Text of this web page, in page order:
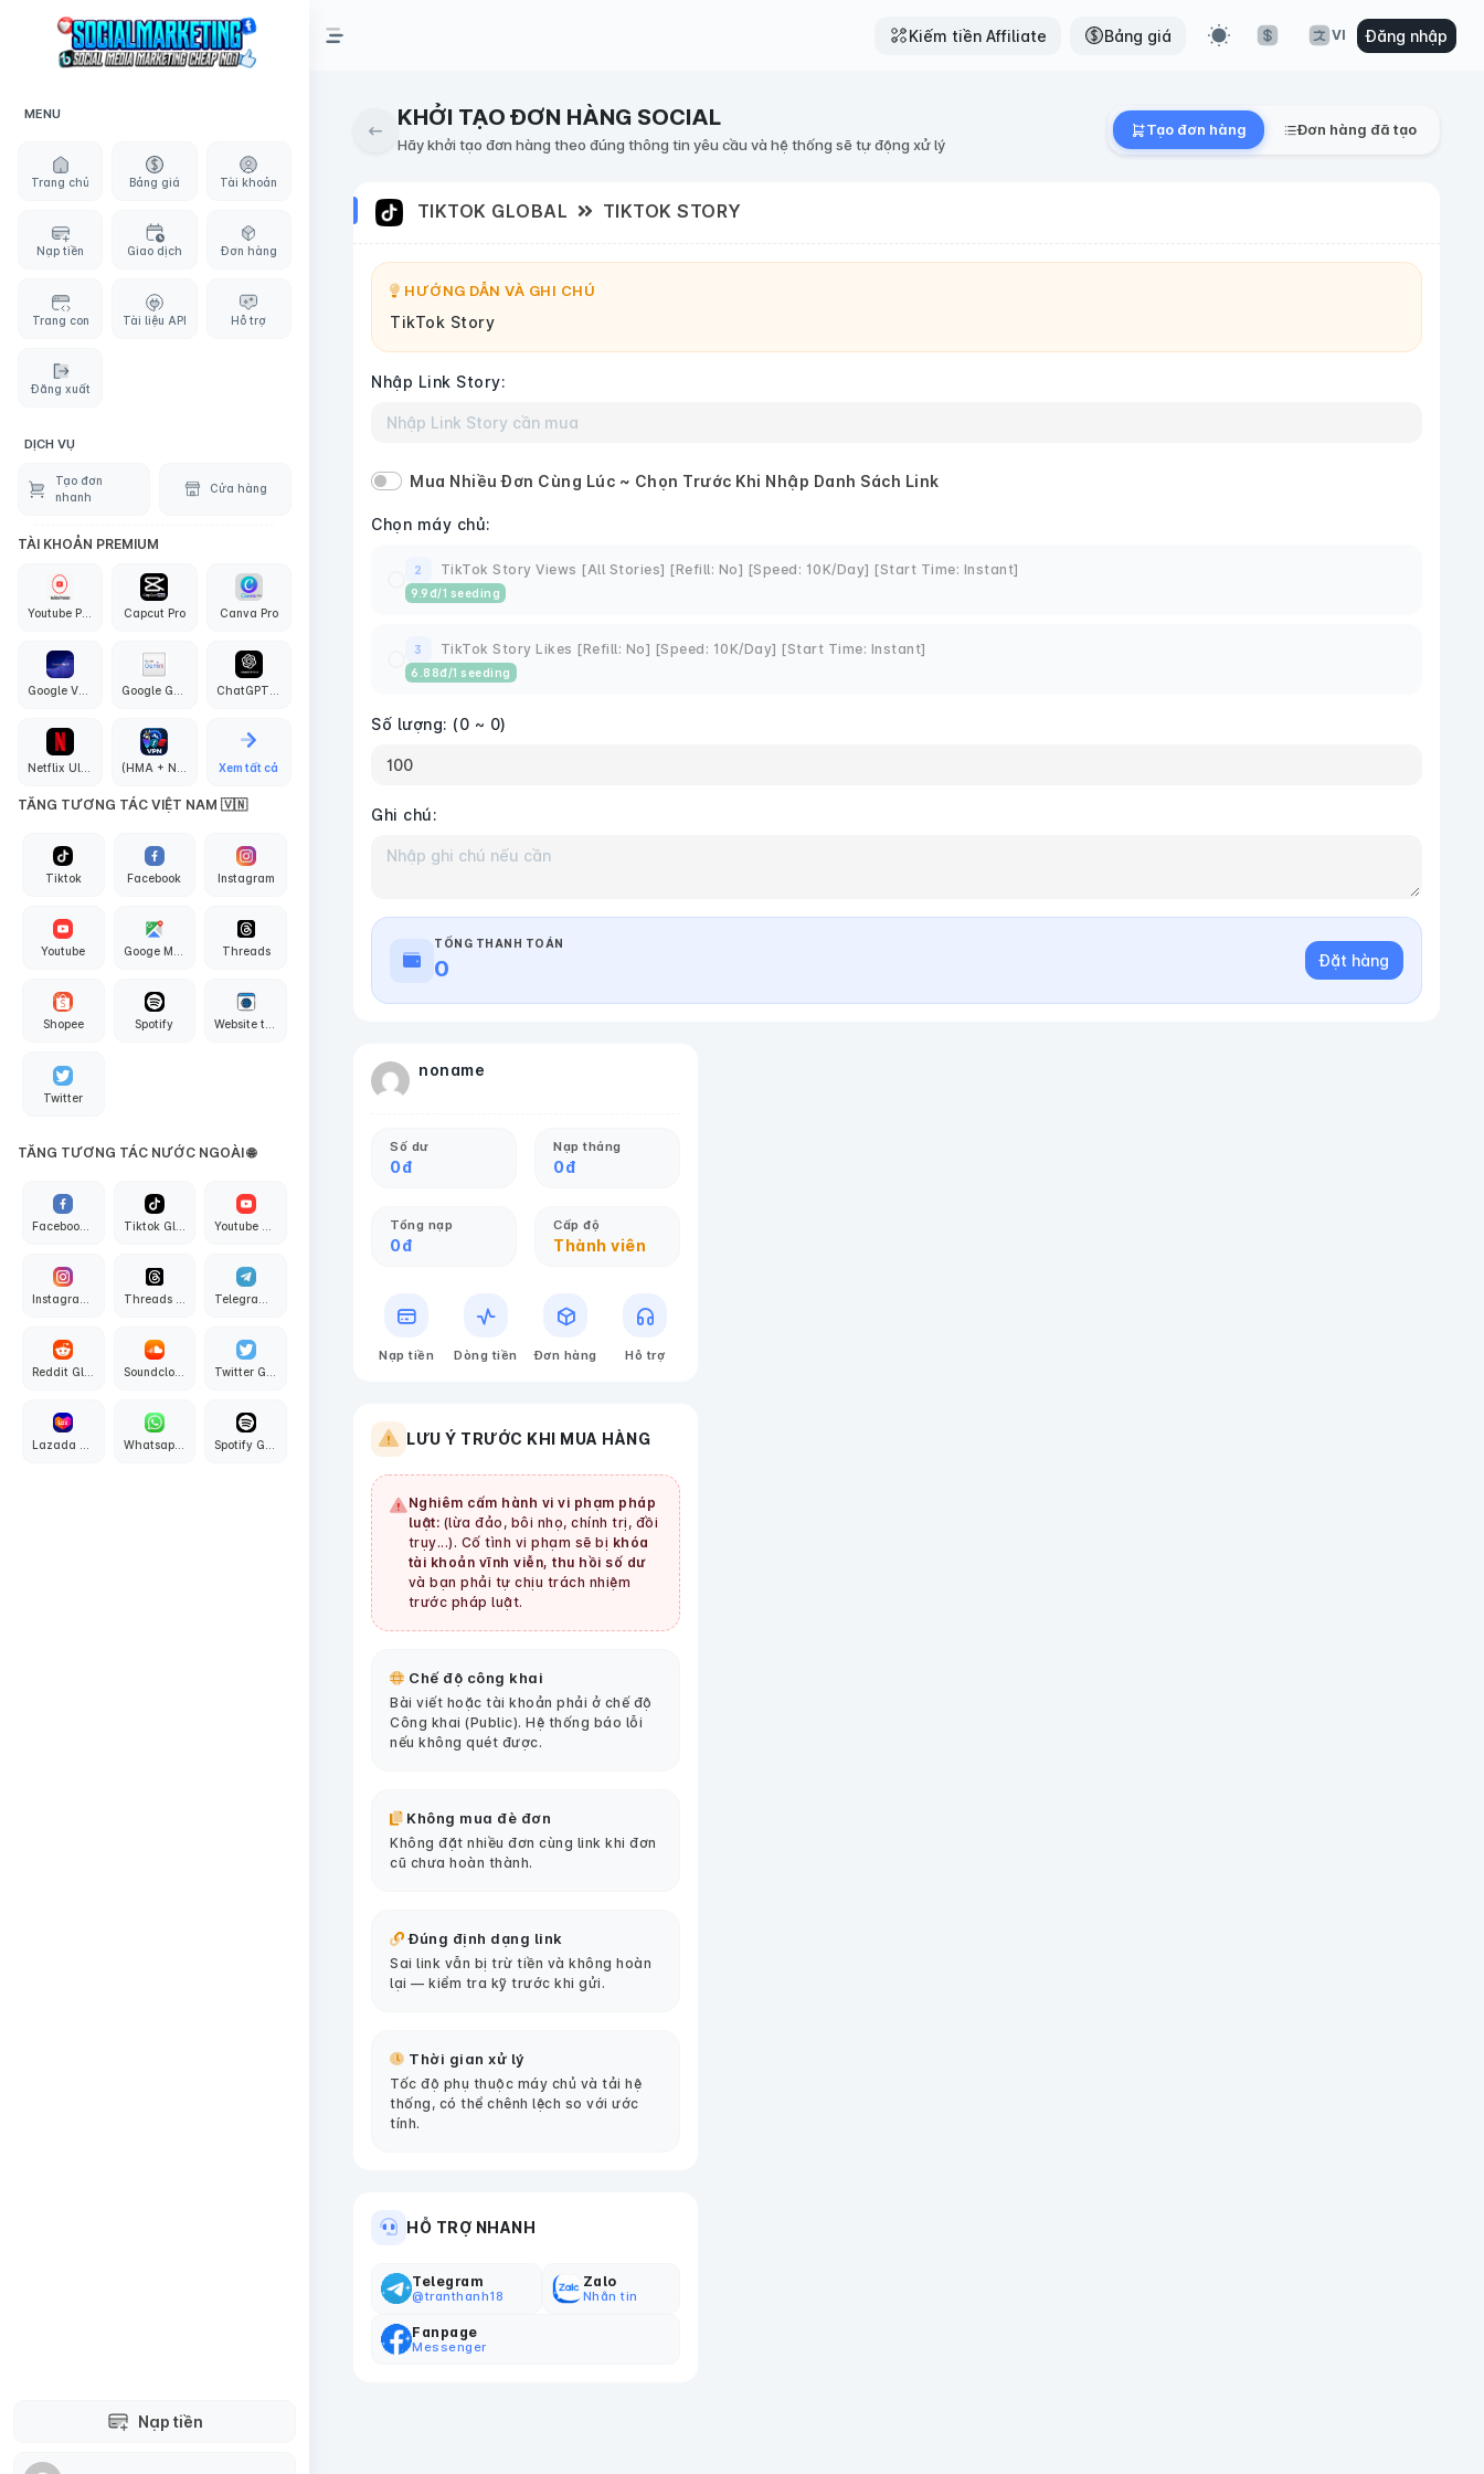
MENU
Trang chủ Bảng giá Tài khoản
Nạp tiền Giao dịch Đơn hàng
Trang con Tài liệu API Hỗ trợ
Đăng xuất
DỊCH VỤ
Tạo đơn
nhanh
Cửa hàng
TÀI KHOẢN PREMIUM
Capcut Pro Canva Pro
Xem tất cả
TĂNG TƯƠNG TÁC VIỆT NAM 🇻🇳
Tiktok Facebook Instagram
Youtube Threads
Shopee Spotify
Twitter
TĂNG TƯƠNG TÁC NƯỚC NGOÀI 🌐
Soundcloud Global
Whatsapp Global
Nạp tiền
Kiếm tiền Affiliate Bảng giá VI Đăng nhập
KHỞI TẠO ĐƠN HÀNG SOCIAL
Hãy khởi tạo đơn hàng theo đúng thông tin yêu cầu và hệ thống sẽ tự động xử lý
Tạo đơn hàng Đơn hàng đã tạo
TIKTOK GLOBAL TIKTOK STORY
HƯỚNG DẪN VÀ GHI CHÚ
TikTok Story
Nhập Link Story:
Mua Nhiều Đơn Cùng Lúc ~ Chọn Trước Khi Nhập Danh Sách Link
Chọn máy chủ:
2 TikTok Story Views [All Stories] [Refill: No] [Speed: 10K/Day] [Start Time: Instant]
9.9 đ/1 seeding
3 TikTok Story Likes [Refill: No] [Speed: 10K/Day] [Start Time: Instant]
6.88đ/1 seeding
Số lượng: (0 ~ 0)
Ghi chú:
TỔNG THANH TOÁN
0 Đặt hàng
noname
Số dư
0đ
Nạp tháng
0đ
Tổng nạp
0đ
Cấp độ
Thành viên
Nạp tiền Dòng tiền Đơn hàng Hỗ trợ
LƯU Ý TRƯỚC KHI MUA HÀNG
Nghiêm cấm hành vi vi phạm pháp
luật: (lừa đảo, bôi nhọ, chính trị, đồi
trụy...). Cố tình vi phạm sẽ bị khóa
tài khoản vĩnh viễn, thu hồi số dư
và bạn phải tự chịu trách nhiệm
trước pháp luật.
Chế độ công khai
Bài viết hoặc tài khoản phải ở chế độ
Công khai (Public). Hệ thống báo lỗi
nếu không quét được.
Không mua đè đơn
Không đặt nhiều đơn cùng link khi đơn
cũ chưa hoàn thành.
Đúng định dạng link
Sai link vẫn bị trừ tiền và không hoàn
lại — kiểm tra kỹ trước khi gửi.
Thời gian xử lý
Tốc độ phụ thuộc máy chủ và tải hệ
thống, có thể chênh lệch so với ước
tính.
HỖ TRỢ NHANH
Telegram
@tranthanh18
Zalo
Nhắn tin
Fanpage
Messenger